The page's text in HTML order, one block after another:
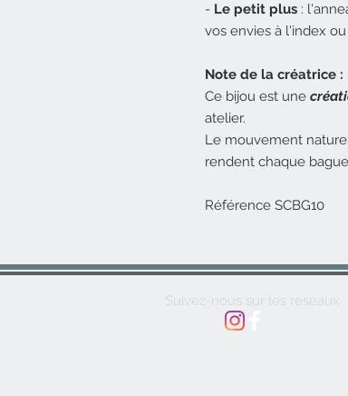
- Le petit plus :
vos envies à l'index
Note de la créatrice :
Ce bijou est une
atelier.
Le mouvement
rendent chaque
Référence SCBG10
Suivez-nous sur les réseaux